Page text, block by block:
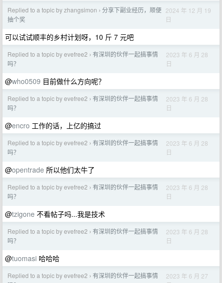
Replied to a topic by zhangsimon › 分享下副业经历，顺便
抽个奖
2024 年 12 月 19
日
可以试试顺丰的乡村计划呀，10 斤 7 元吧
Replied to a topic by evefree2 › 有深圳的伙伴一起搞事情
吗？
2023 年 6 月 28
日
@who0509 目前做什么方向呢？
Replied to a topic by evefree2 › 有深圳的伙伴一起搞事情
吗？
2023 年 6 月 28
日
@encro 工作的话，上亿的搞过
Replied to a topic by evefree2 › 有深圳的伙伴一起搞事情
吗？
2023 年 6 月 28
日
@opentrade 所以他们太牛了
Replied to a topic by evefree2 › 有深圳的伙伴一起搞事情
吗？
2023 年 6 月 28
日
@tzigone 不看帖子吗...我是技术
Replied to a topic by evefree2 › 有深圳的伙伴一起搞事情
吗？
2023 年 6 月 28
日
@tuomasi 哈哈哈
Replied to a topic by evefree2 › 有深圳的伙伴一起搞事情
2023 年 6 月 27